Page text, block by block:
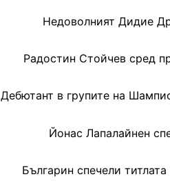
Недоволният Дидие
Радостин Стойчев сред
Дебютант в групите на
Йонас Лапалайнен
Българин спечели